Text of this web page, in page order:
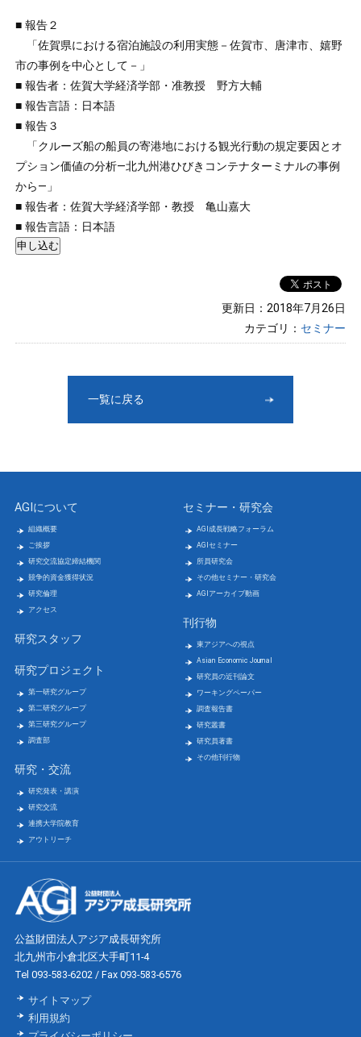
■ 報告２
「佐賀県における宿泊施設の利用実態－佐賀市、唐津市、嬉野
市の事例を中心として－」
■ 報告者：佐賀大学経済学部・准教授 野方大輔
■ 報告言語：日本語
■ 報告３
「クルーズ船の船員の寄港地における観光行動の規定要因とオ
プション価値の分析―北九州港ひびきコンテナターミナルの事例
から―」
■ 報告者：佐賀大学経済学部・教授 亀山嘉大
■ 報告言語：日本語
更新日：2018年7月26日
カテゴリ： セミナー
一覧に戻る
AGIについて
組織概要
ご挨拶
研究交流協定締結機関
競争的資金獲得状況
研究倫理
アクセス
研究スタッフ
研究プロジェクト
第一研究グループ
第二研究グループ
第三研究グループ
調査部
研究・交流
研究発表・講演
研究交流
連携大学院教育
アウトリーチ
セミナー・研究会
AGI成長戦略フォーラム
AGIセミナー
所員研究会
その他セミナー・研究会
AGIアーカイブ動画
刊行物
東アジアへの視点
Asian Economic Journal
研究員の近刊論文
ワーキングペーパー
調査報告書
研究叢書
研究員著書
その他刊行物
公益財団法人アジア成長研究所
北九州市小倉北区大手町11-4
Tel 093-583-6202 / Fax 093-583-6576
サイトマップ
利用規約